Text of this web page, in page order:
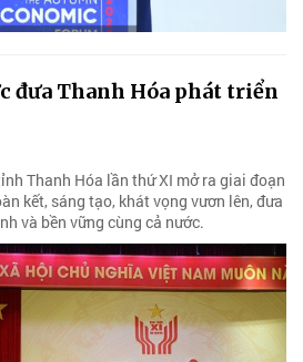
đưa Thanh Hóa phát triển
Thanh Hóa lần thứ XI mở ra giai đoạn
kết, sáng tạo, khát vọng vươn lên, đưa
và bền vững cùng cả nước.